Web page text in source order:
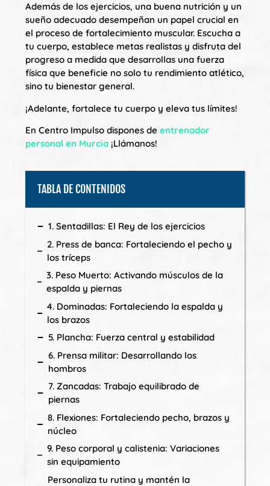
Además de los ejercicios, una buena nutrición y un
sueño adecuado desempeñan un papel crucial en
el proceso de fortalecimiento muscular. Escucha a
tu cuerpo, establece metas realistas y disfruta del
progreso a medida que desarrollas una fuerza
física que beneficie no solo tu rendimiento atlético,
sino tu bienestar general.
¡Adelante, fortalece tu cuerpo y eleva tus límites!
En Centro Impulso dispones de entrenador
personal en Murcia ¡Llámanos!
TABLA DE CONTENIDOS
1. Sentadillas: El Rey de los ejercicios
2. Press de banca: Fortaleciendo el pecho y
los tríceps
3. Peso Muerto: Activando músculos de la
espalda y piernas
4. Dominadas: Fortaleciendo la espalda y
los brazos
5. Plancha: Fuerza central y estabilidad
6. Prensa militar: Desarrollando los
hombros
7. Zancadas: Trabajo equilibrado de
piernas
8. Flexiones: Fortaleciendo pecho, brazos y
núcleo
9. Peso corporal y calistenia: Variaciones
sin equipamiento
Personaliza tu rutina y mantén la